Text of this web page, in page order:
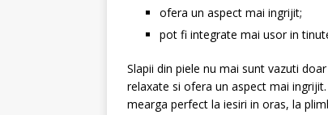
ofera un aspect mai ingrijit;
pot fi integrate mai usor in
Slapii din piele nu mai sunt vazuti
relaxate si ofera un aspect mai
mearga perfect la iesiri in oras, la